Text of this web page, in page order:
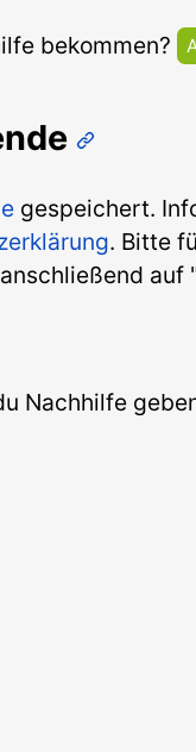
bekommen?
gespeichert.
. Bitte
auf
Nachhilfe